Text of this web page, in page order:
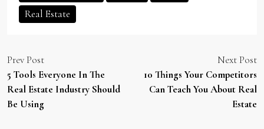
Real Estate
Prev Post
5 Tools Everyone In The
Real Estate Industry Should
Be Using
Next Post
10 Things Your Competitors
Can Teach You About Real
Estate